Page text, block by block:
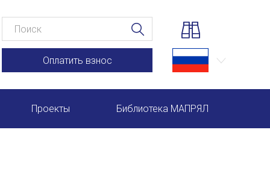
Оплатить взнос
Проекты Библиотека МАПРЯЛ